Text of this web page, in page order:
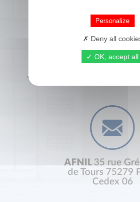
+33 (0) 1 44 41 29 19
AFNIL 35 rue
de Tours 75279
Cedex 06
Personalize
Deny all
OK, accept all